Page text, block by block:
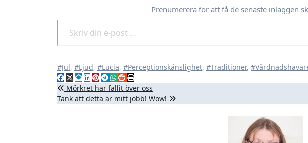
Prenumerera för att få de senaste inläggen
Skriv din e-post …
#Jul, #Ljud, #Lucia, #Perceptionskänslighet, #Traditioner,
Inläggsnavigering
Mörkret har fallit över oss
Tänk att detta är mitt jobb! Wow!